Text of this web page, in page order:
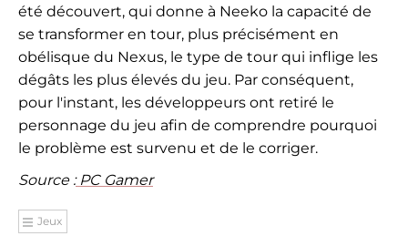
été découvert, qui donne à Neeko la capacité de
se transformer en tour, plus précisément en
obélisque du Nexus, le type de tour qui inflige les
dégâts les plus élevés du jeu. Par conséquent,
pour l'instant, les développeurs ont retiré le
personnage du jeu afin de comprendre pourquoi
le problème est survenu et de le corriger.
Source :PC Gamer
Jeux